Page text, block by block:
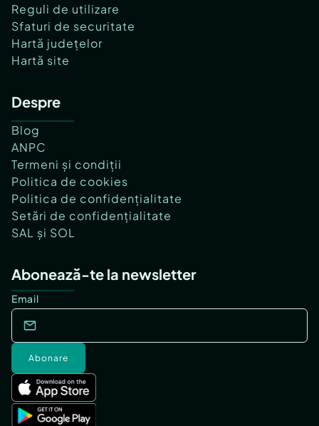
Reguli de utilizare
Sfaturi de securitate
Hartă județelor
Hartă site
Despre
Blog
ANPC
Termeni și condiții
Politica de cookies
Politica de confidențialitate
Setări de confidențialitate
SAL și SOL
Abonează-te la newsletter
Email
Abonare